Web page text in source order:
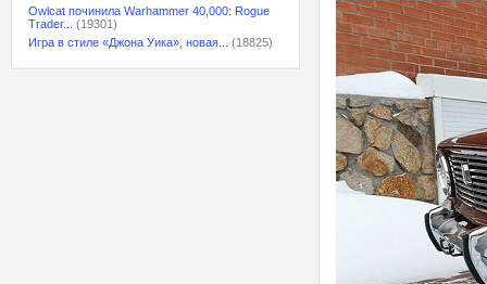
Owlcat починила Warhammer 40,000: Rogue
Trader...
(19301)
Игра в стиле «Джона Уика», новая...
(18825)